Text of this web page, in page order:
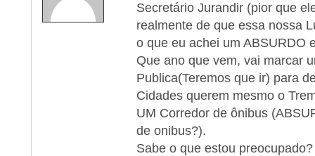
Secretário Jurandir (pior que
realmente de que essa nossa
o que eu achei um ABSURDO
Que ano que vem, vai marcar
Publica(Teremos que ir) para
Cidades querem mesmo o
UM Corredor de ônibus
de onibus?).
Sabe o que estou